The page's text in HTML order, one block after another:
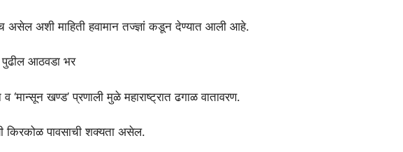
अशी माहिती हवामान तज्ज्ञां कडून देण्यात आली आहे.
पुढील आठवडा भर
‘मान्सून खण्ड’ प्रणाली मुळे महाराष्ट्रात ढगाळ वातावरण.
किरकोळ पावसाची शक्यता असेल.